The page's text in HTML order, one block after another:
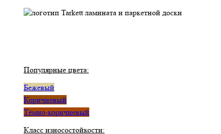
Популярные цвета:
Бежевый
Коричневый
Тёмно-коричневый
Класс износостойкости: